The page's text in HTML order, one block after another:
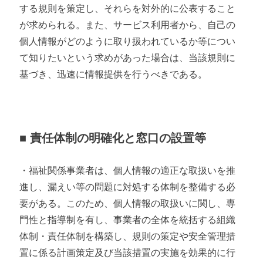
する規則を策定し、それらを対外的に公表すること
が求められる。また、サービス利用者から、自己の
個人情報がどのように取り扱われているか等につい
て知りたいという求めがあった場合は、当該規則に
基づき、迅速に情報提供を行うべきである。
■ 責任体制の明確化と窓口の設置等
・福祉関係事業者は、個人情報の適正な取扱いを推
進し、漏えい等の問題に対処する体制を整備する必
要がある。このため、個人情報の取扱いに関し、専
門性と指導制を有し、事業者の全体を統括する組織
体制・責任体制を構築し、規則の策定や安全管理措
置に係る計画策定及び当該措置の実施を効果的に行